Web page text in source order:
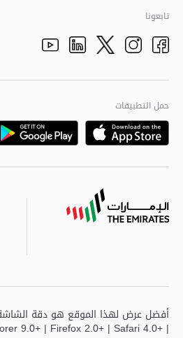
تاريخ شرطة أبوظبي
adpolice centers locations
الهيكل التنظيمي
الجودة العالمية
مراكز خدمة أبوظبى
تابعونا
Facebook
Instagram
Twitter
Linkedin
Youtube
حمل التطبيقات
Google
Playstore
برعاية
9.0+ | Firefox 2.0+ | Safari 4.0+ |